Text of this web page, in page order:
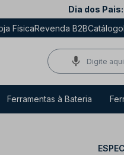
Dia dos Pais:
FísicaRevenda B2BCatálogo
Ferramentas à Bateria